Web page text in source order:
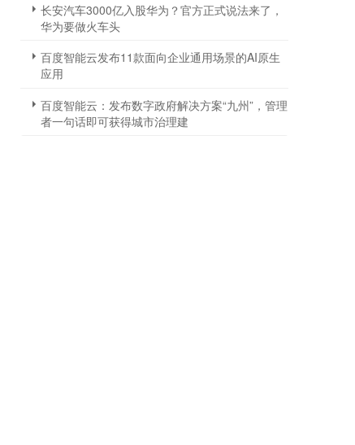
长安汽车3000亿入股华为？官方正式说法来了，
华为要做火车头
百度智能云发布11款面向企业通用场景的AI原生
应用
百度智能云：发布数字政府解决方案“九州”，管理
者一句话即可获得城市治理建